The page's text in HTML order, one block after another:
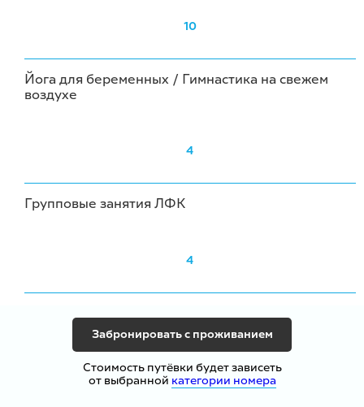
10
Йога для беременных / Гимнастика на свежем
воздухе
4
Групповые занятия ЛФК
4
Забронировать с проживанием
Стоимость путёвки будет зависеть
от выбранной категории номера